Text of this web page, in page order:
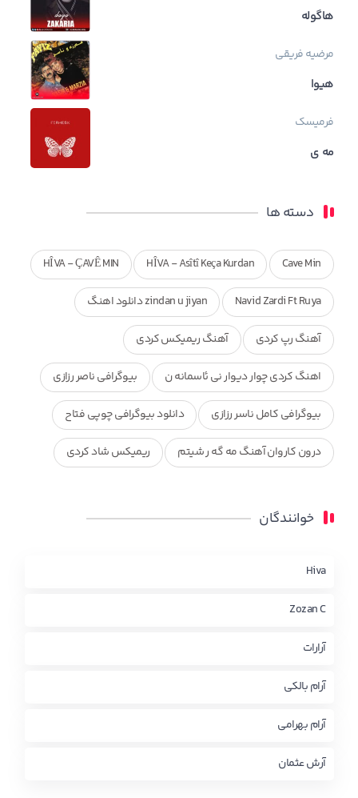
هاگوله
مرضیه فریقی
هیوا
فرمیسک
مه ی
دسته ها
Cave Min
HÎVA - Asîtî Keça Kurdan
HÎVA - ÇAVÊ MIN
Navid Zardi Ft Ruya zindan u jiyan دانلود اهنگ
آهنگ رپ کردی آهنگ ریمیکس کردی
اهنگ کردی چوار دیوار نی ئاسمانه ن بیوگرافی ناصر رزازی
بیوگرافی کامل ناسر رزازی دانلود بیوگرافی چوپی فتاح
درون کاروان آهنگ مه گه ر شیتم ریمیکس شاد کردی
محمد جزا
چاو من
خوانندگان
Hiva
Zozan C
آرارات
آرام بالکی
آرام بهرامی
آرش عثمان